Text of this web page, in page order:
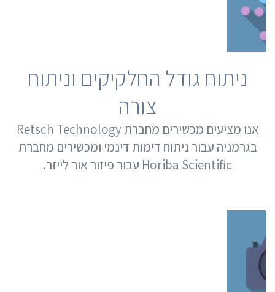
ניתוח גודל החלקיקים וניתוח
צורה
אנו מציעים מכשירים מחברת Retsch Technology
בגרמניה עבור ניתוח דימות דינמי ומכשירים מחברת
Horiba Scientific עבור פיזור אור לייזר.